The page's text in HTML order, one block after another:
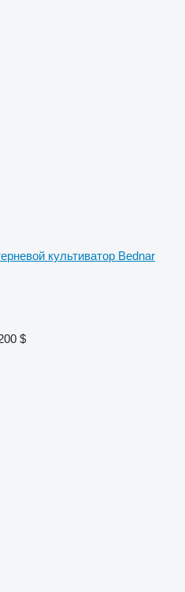
культиватор Bednar
$